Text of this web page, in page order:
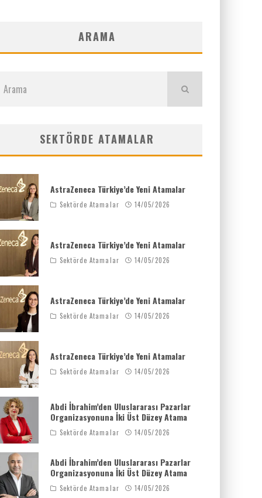
ARAMA
SEKTÖRDE ATAMALAR
AstraZeneca Türkiye’de Yeni Atamalar
Sektörde Atamalar 14/05/2026
AstraZeneca Türkiye’de Yeni Atamalar
Sektörde Atamalar 14/05/2026
AstraZeneca Türkiye’de Yeni Atamalar
Sektörde Atamalar 14/05/2026
AstraZeneca Türkiye’de Yeni Atamalar
Sektörde Atamalar 14/05/2026
Abdi İbrahim’den Uluslararası Pazarlar
Organizasyonuna İki Üst Düzey Atama
Sektörde Atamalar 14/05/2026
Abdi İbrahim’den Uluslararası Pazarlar
Organizasyonuna İki Üst Düzey Atama
Sektörde Atamalar 14/05/2026